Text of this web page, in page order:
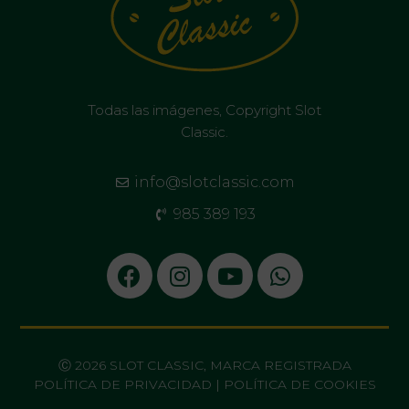
Todas las imágenes, Copyright Slot
Classic.
info@slotclassic.com
985 389 193
Ⓒ 2026 SLOT CLASSIC, MARCA REGISTRADA
POLÍTICA DE PRIVACIDAD | POLÍTICA DE COOKIES